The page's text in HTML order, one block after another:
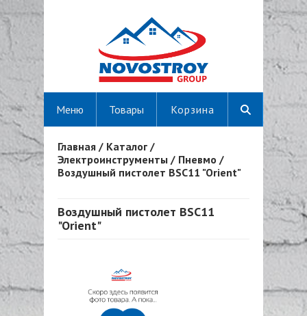
Корзина
Меню Товары
Вы здесь
Главная / Каталог /
Электроинструменты / Пневмо /
Воздушный пистолет BSC11 "Orient"
Воздушный пистолет BSC11
"Orient"